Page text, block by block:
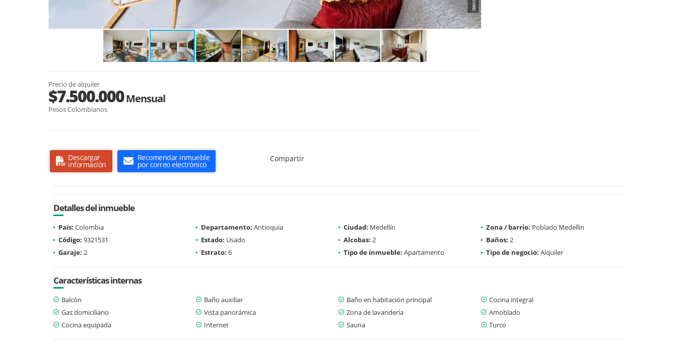
Precio de alquiler
$7.500.000Mensual
Pesos Colombianos
Descargar
información
Recomendar inmueble
por correo electrónico
Compartir
Detalles del inmueble
País: Colombia Departamento: Antioquia Ciudad: Medellín Zona / barrio: Poblado Medellin
Código: 9321531 Estado: Usado Alcobas: 2 Baños: 2
Garaje: 2 Estrato: 6 Tipo de inmueble: Apartamento Tipo de negocio: Alquiler
Características internas
Balcón Baño auxiliar Baño en habitación principal
Cocina integral
Gas domiciliario
Vista panorámica Zona de lavandería
Amoblado
Cocina equipada
Internet Sauna Turco